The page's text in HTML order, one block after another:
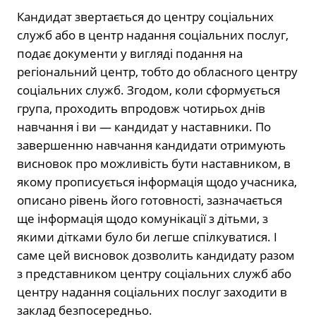
Кандидат звертається до центру соціальних
служб або в центр надання соціальних послуг,
подає документи у вигляді подання на
регіональний центр, тобто до обласного центру
соціальних служб. Згодом, коли сформується
група, проходить впродовж чотирьох днів
навчання і ви — кандидат у наставники. По
завершенню навчання кандидати отримують
висновок про можливість бути наставником, в
якому прописується інформація щодо учасника,
описано рівень його готовності, зазначається
ще інформація щодо комунікації з дітьми, з
якими дітками було би легше спілкуватися. І
саме цей висновок дозволить кандидату разом
з представником центру соціальних служб або
центру надання соціальних послуг заходити в
заклад безпосередньо.